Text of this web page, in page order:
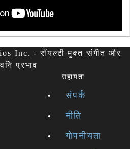
Inc. - रॉयल्टी मुक्त संगीत और
प्रभाव
सहायता
संपर्क
नीति
गोपनीयता